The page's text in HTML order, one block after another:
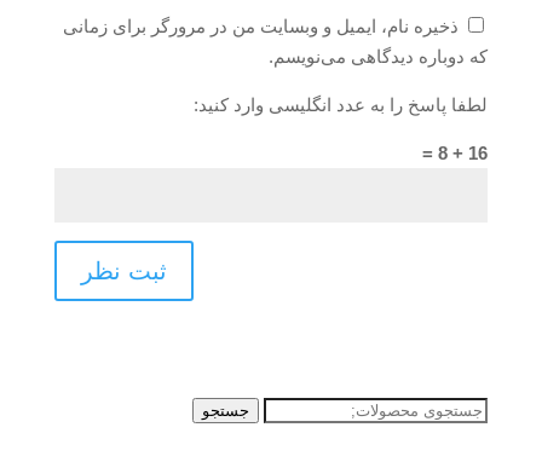
ذخیره نام، ایمیل و وبسایت من در مرورگر برای زمانی
که دوباره دیدگاهی می‌نویسم.
لطفا پاسخ را به عدد انگلیسی وارد کنید:
16 + 8 =
جستجو
جستجو